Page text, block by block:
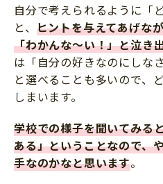
自分で考えられるように「
と、 ヒントを与えてあげな
「わかんな〜い！」と泣き
は「自分の好きなのにしな
と選べることも多いので、
しまいます。
学校での様子を聞いてみる
ある」ということなので、
手なのかなと思います。